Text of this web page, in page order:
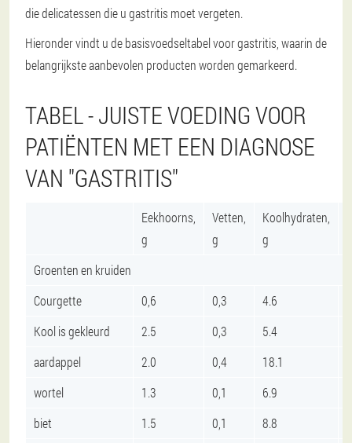
die delicatessen die u gastritis moet vergeten.
Hieronder vindt u de basisvoedseltabel voor gastritis, waarin de
belangrijkste aanbevolen producten worden gemarkeerd.
TABEL - JUISTE VOEDING VOOR
PATIËNTEN MET EEN DIAGNOSE
VAN "GASTRITIS"
Eekhoorns,
g
Vetten,
g
Koolhydraten,
g
Groenten en kruiden
Courgette
0,6 0,3 4.6
Kool is gekleurd
2.5 0,3 5.4
aardappel
2.0 0,4 18.1
wortel
1.3 0,1 6.9
biet
1.5 0,1 8.8